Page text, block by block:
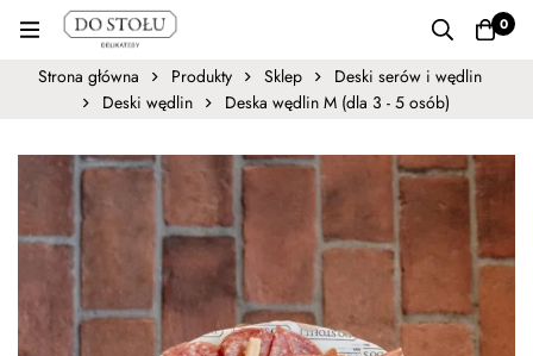
0
Strona główna Produkty Sklep
Deski serów i wędlin
Deski wędlin
Deska wędlin M (dla 3 - 5 osób)